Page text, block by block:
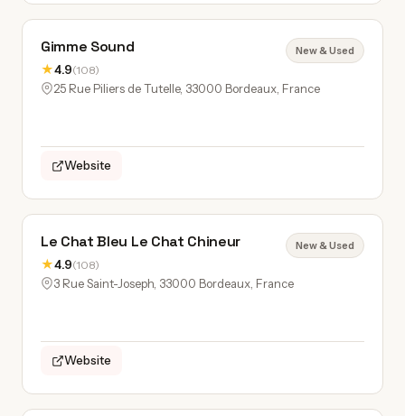
Gimme Sound
★4.9(108)
New & Used
25 Rue Piliers de Tutelle, 33000 Bordeaux, France
Website
Le Chat Bleu Le Chat Chineur
★4.9(108)
New & Used
3 Rue Saint-Joseph, 33000 Bordeaux, France
Website